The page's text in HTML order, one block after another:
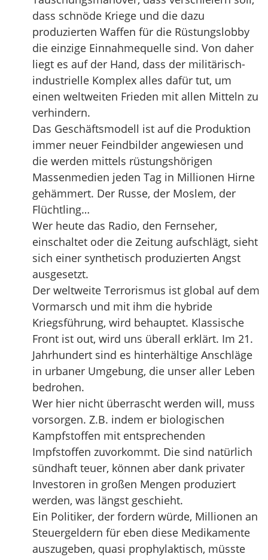
dass schnöde Kriege und die dazu
produzierten Waffen für die Rüstungslobby
die einzige Einnahmequelle sind. Von daher
liegt es auf der Hand, dass der militärisch-
industrielle Komplex alles dafür tut, um
einen weltweiten Frieden mit allen Mitteln zu
verhindern.
Das Geschäftsmodell ist auf die Produktion
immer neuer Feindbilder angewiesen und
die werden mittels rüstungshörigen
Massenmedien jeden Tag in Millionen Hirne
gehämmert. Der Russe, der Moslem, der
Flüchtling…
Wer heute das Radio, den Fernseher,
einschaltet oder die Zeitung aufschlägt, sieht
sich einer synthetisch produzierten Angst
ausgesetzt.
Der weltweite Terrorismus ist global auf dem
Vormarsch und mit ihm die hybride
Kriegsführung, wird behauptet. Klassische
Front ist out, wird uns überall erklärt. Im 21.
Jahrhundert sind es hinterhältige Anschläge
in urbaner Umgebung, die unser aller Leben
bedrohen.
Wer hier nicht überrascht werden will, muss
vorsorgen. Z.B. indem er biologischen
Kampfstoffen mit entsprechenden
Impfstoffen zuvorkommt. Die sind natürlich
sündhaft teuer, können aber dank privater
Investoren in großen Mengen produziert
werden, was längst geschieht.
Ein Politiker, der fordern würde, Millionen an
Steuergeldern für eben diese Medikamente
auszugeben, quasi prophylaktisch, müsste